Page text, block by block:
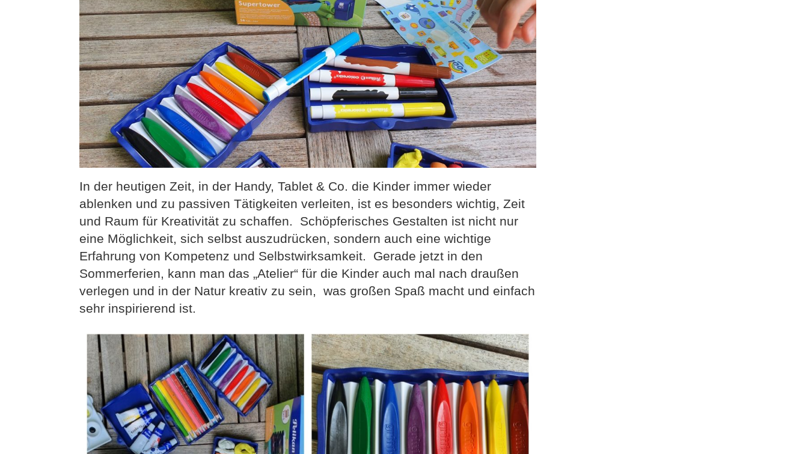
In der heutigen Zeit, in der Handy, Tablet & Co. die Kinder immer wieder
ablenken und zu passiven Tätigkeiten verleiten, ist es besonders wichtig, Zeit
und Raum für Kreativität zu schaffen. Schöpferisches Gestalten ist nicht nur
eine Möglichkeit, sich selbst auszudrücken, sondern auch eine wichtige
Erfahrung von Kompetenz und Selbstwirksamkeit. Gerade jetzt in den
Sommerferien, kann man das „Atelier“ für die Kinder auch mal nach draußen
verlegen und in der Natur kreativ zu sein, was großen Spaß macht und einfach
sehr inspirierend ist.